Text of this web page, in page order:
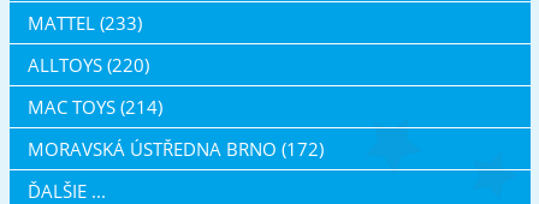
MATTEL (233)
ALLTOYS (220)
MAC TOYS (214)
MORAVSKÁ ÚSTŘEDNA BRNO (172)
ĎALŠIE ...